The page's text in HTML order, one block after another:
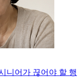
니어가 끊어야 할 행